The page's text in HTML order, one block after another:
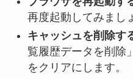
再度起動してみまし
キャッシュを削除す
覧履歴データを削除
をクリアにします。